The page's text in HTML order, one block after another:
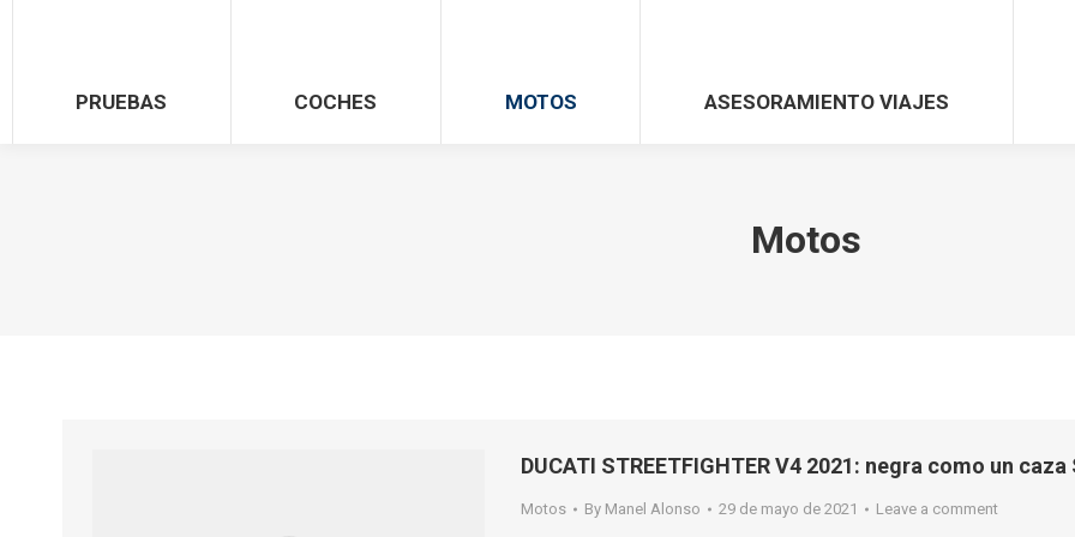
PRUEBAS COCHES MOTOS ASESORAMIENTO VIAJES
Motos
DUCATI STREETFIGHTER V4 2021: negra como un caza
Motos By Manel Alonso 29 de mayo de 2021 Leave a comment